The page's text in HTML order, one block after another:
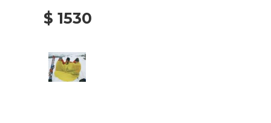
$ 1530